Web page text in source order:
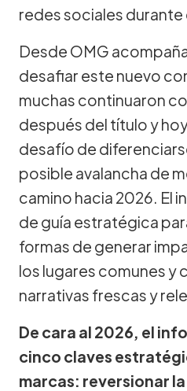
redes sociales durante
Desde OMG
desafiar este nuevo
muchas continuaron
después del título y
desafío de
posible avalancha de
camino hacia 2026. El
de guía estratégica
formas de generar
los lugares comunes y
narrativas frescas y
De cara al 2026, el
cinco claves
marcas: reversionar